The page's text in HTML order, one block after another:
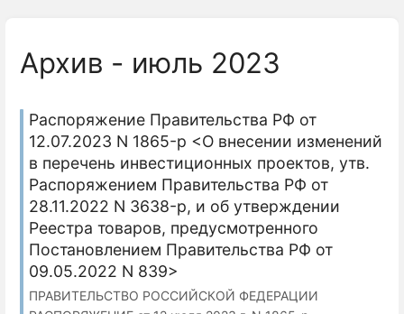
Архив - июль 2023
Распоряжение Правительства РФ от
12.07.2023 N 1865-р <О внесении изменений
в перечень инвестиционных проектов, утв.
Распоряжением Правительства РФ от
28.11.2022 N 3638-р, и об утверждении
Реестра товаров, предусмотренного
Постановлением Правительства РФ от
09.05.2022 N 839>
ПРАВИТЕЛЬСТВО РОССИЙСКОЙ ФЕДЕРАЦИИ